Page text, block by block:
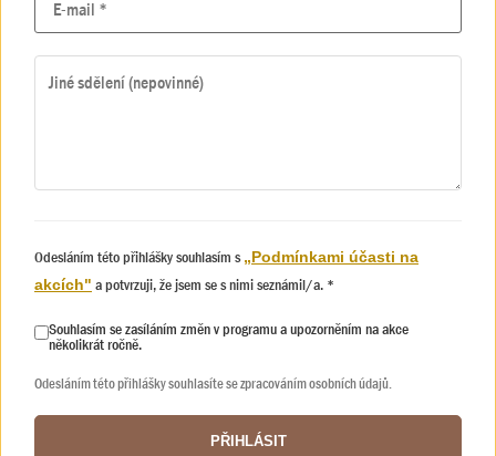
Odesláním této přihlášky souhlasím s„Podmínkami účasti na
akcích" a potvrzuji, že jsem se s nimi seznámil/a. *
Souhlasím se zasíláním změn v programu a upozorněním na akce
několikrát ročně.
Odesláním této přihlášky souhlasíte se zpracováním osobních údajů.
PŘIHLÁSIT